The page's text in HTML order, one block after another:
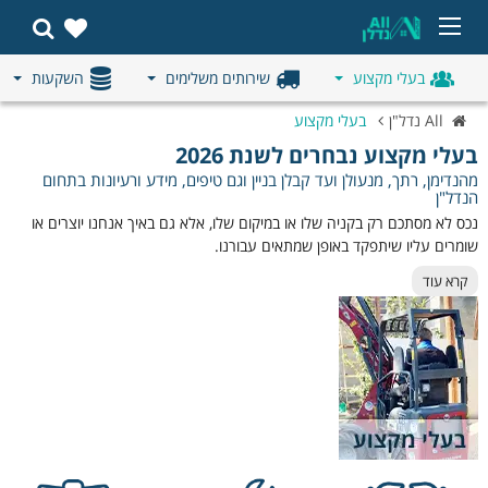
בעלי מקצוע שירותים משלימים השקעות
All נדל"ן בעלי מקצוע
בעלי מקצוע נבחרים לשנת 2026
מהנדימן, רתך, מנעולן ועד קבלן בניין וגם טיפים, מידע ורעיונות בתחום
הנדל"ן
נכס לא מסתכם רק בקניה שלו או במיקום שלו, אלא גם באיך אנחנו יוצרים או
שומרים עליו שיתפקד באופן שמתאים עבורנו.
בשביל זה יש בעלי מקצוע שידאגו עבורנו לבניה שלו, לתחזוקה השוטפת שלו,
לנראות ולפונקציונאליות שלו.
אז בין אם מדובר בשדרוג הנכס, בתיקון ליקויים 🔧 או בבניית מבנה חדש 🔨,
אתם תזדקקו לבעלי מקצוע מיומנים ומקצועיים שיבצעו את העבודה. בחירה
נכונה של בעל המקצוע תחסוך לכם זמן, עוגמת נפש ותקלות.
סוגי בעלי מקצוע שתוכלו למצוא כאן
קרא עוד